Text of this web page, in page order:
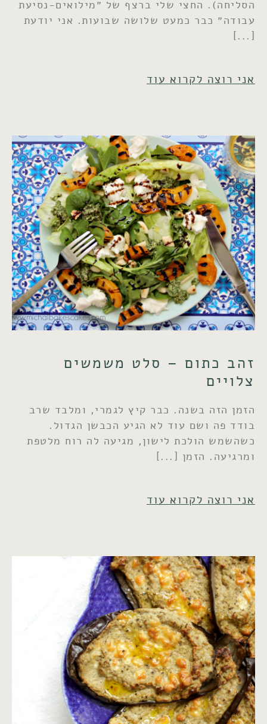
הסליחה). החצי שלי ברצף של ״מילואים-נסיעת
עבודה״ כבר כמעט שלושה שבועות. אני יודעת
אני רוצה לקרוא עוד
זהב כתום – סלט משמשים
צלויים
הזמן הזה בשנה. כבר קיץ לגמרי, ומלבד שרב
בודד פה ושם עוד לא הגיע הכבשן הגדול.
כשהשמש הולכת לישון, מגיעה לה רוח מלטפת
ומרגיעה. הזמן
אני רוצה לקרוא עוד